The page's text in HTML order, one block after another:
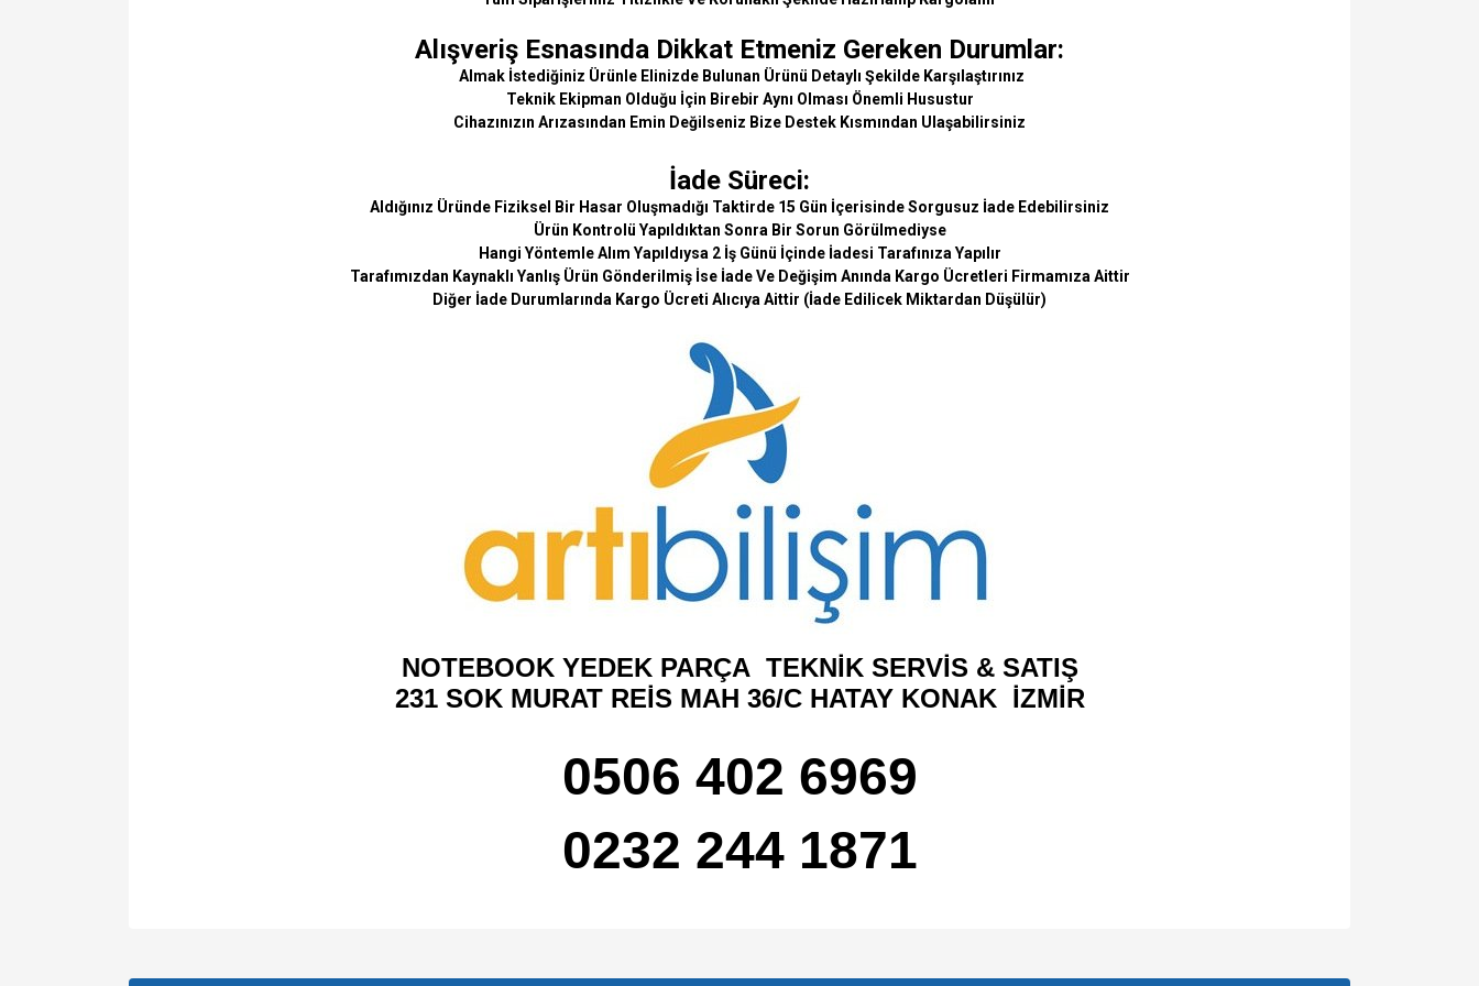
Alışveriş Esnasında Dikkat Etmeniz Gereken Durumlar:
Almak İstediğiniz Ürünle Elinizde Bulunan Ürünü Detaylı Şekilde Karşılaştırınız
Teknik Ekipman Olduğu İçin Birebir Aynı Olması Önemli Husustur
Cihazınızın Arızasından Emin Değilseniz Bize Destek Kısmından Ulaşabilirsiniz
İade Süreci:
Aldığınız Üründe Fiziksel Bir Hasar Oluşmadığı Taktirde 15 Gün İçerisinde Sorgusuz İade Edebilirsiniz
Ürün Kontrolü Yapıldıktan Sonra Bir Sorun Görülmediyse
Hangi Yöntemle Alım Yapıldıysa 2 İş Günü İçinde İadesi Tarafınıza Yapılır
Tarafımızdan Kaynaklı Yanlış Ürün Gönderilmiş İse İade Ve Değişim Anında Kargo Ücretleri Firmamıza Aittir
Diğer İade Durumlarında Kargo Ücreti Alıcıya Aittir (İade Edilicek Miktardan Düşülür)
NOTEBOOK YEDEK PARÇA TEKNİK SERVİS & SATIŞ
231 SOK MURAT REİS MAH 36/C HATAY KONAK İZMİR
0506 402 6969
0232 244 1871